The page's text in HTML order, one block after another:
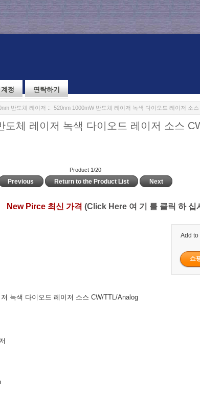
정 연락하기
반도체 레이저 :: 520nm 1000mW 반도체 레이저 녹색 다이오드 레이저 소
도체 레이저 녹색 다이오드 레이저 소스
Product 1/20
Previous Return to the Product List Next
New Pirce 최신 가격 (Click Here 여 기 를 클릭 하 십
Add
녹색 다이오드 레이저 소스 CW/TTL/Analog